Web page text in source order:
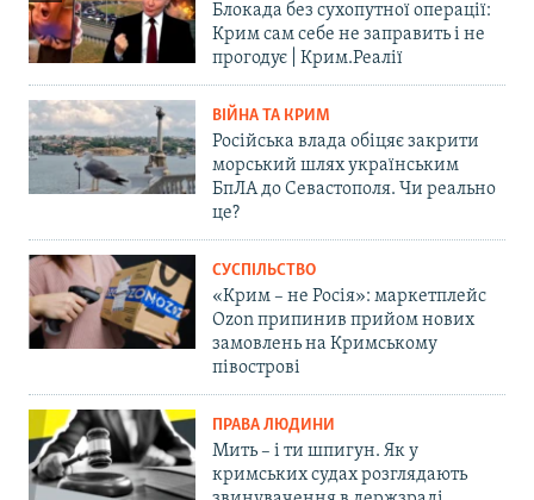
Блокада без сухопутної операції:
Крим сам себе не заправить і не
прогодує | Крим.Реалії
ВІЙНА ТА КРИМ
Російська влада обіцяє закрити
морський шлях українським
БпЛА до Севастополя. Чи реально
це?
СУСПІЛЬСТВО
«Крим – не Росія»: маркетплейс
Ozon припинив прийом нових
замовлень на Кримському
півострові
ПРАВА ЛЮДИНИ
Мить – і ти шпигун. Як у
кримських судах розглядають